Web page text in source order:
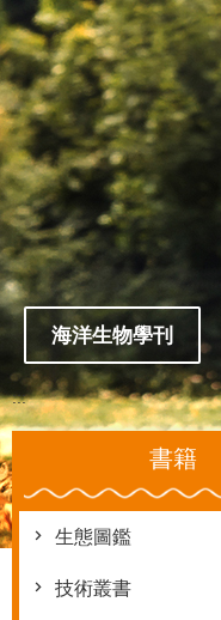
海洋生物學刊
:::
書籍
生態圖鑑
技術叢書